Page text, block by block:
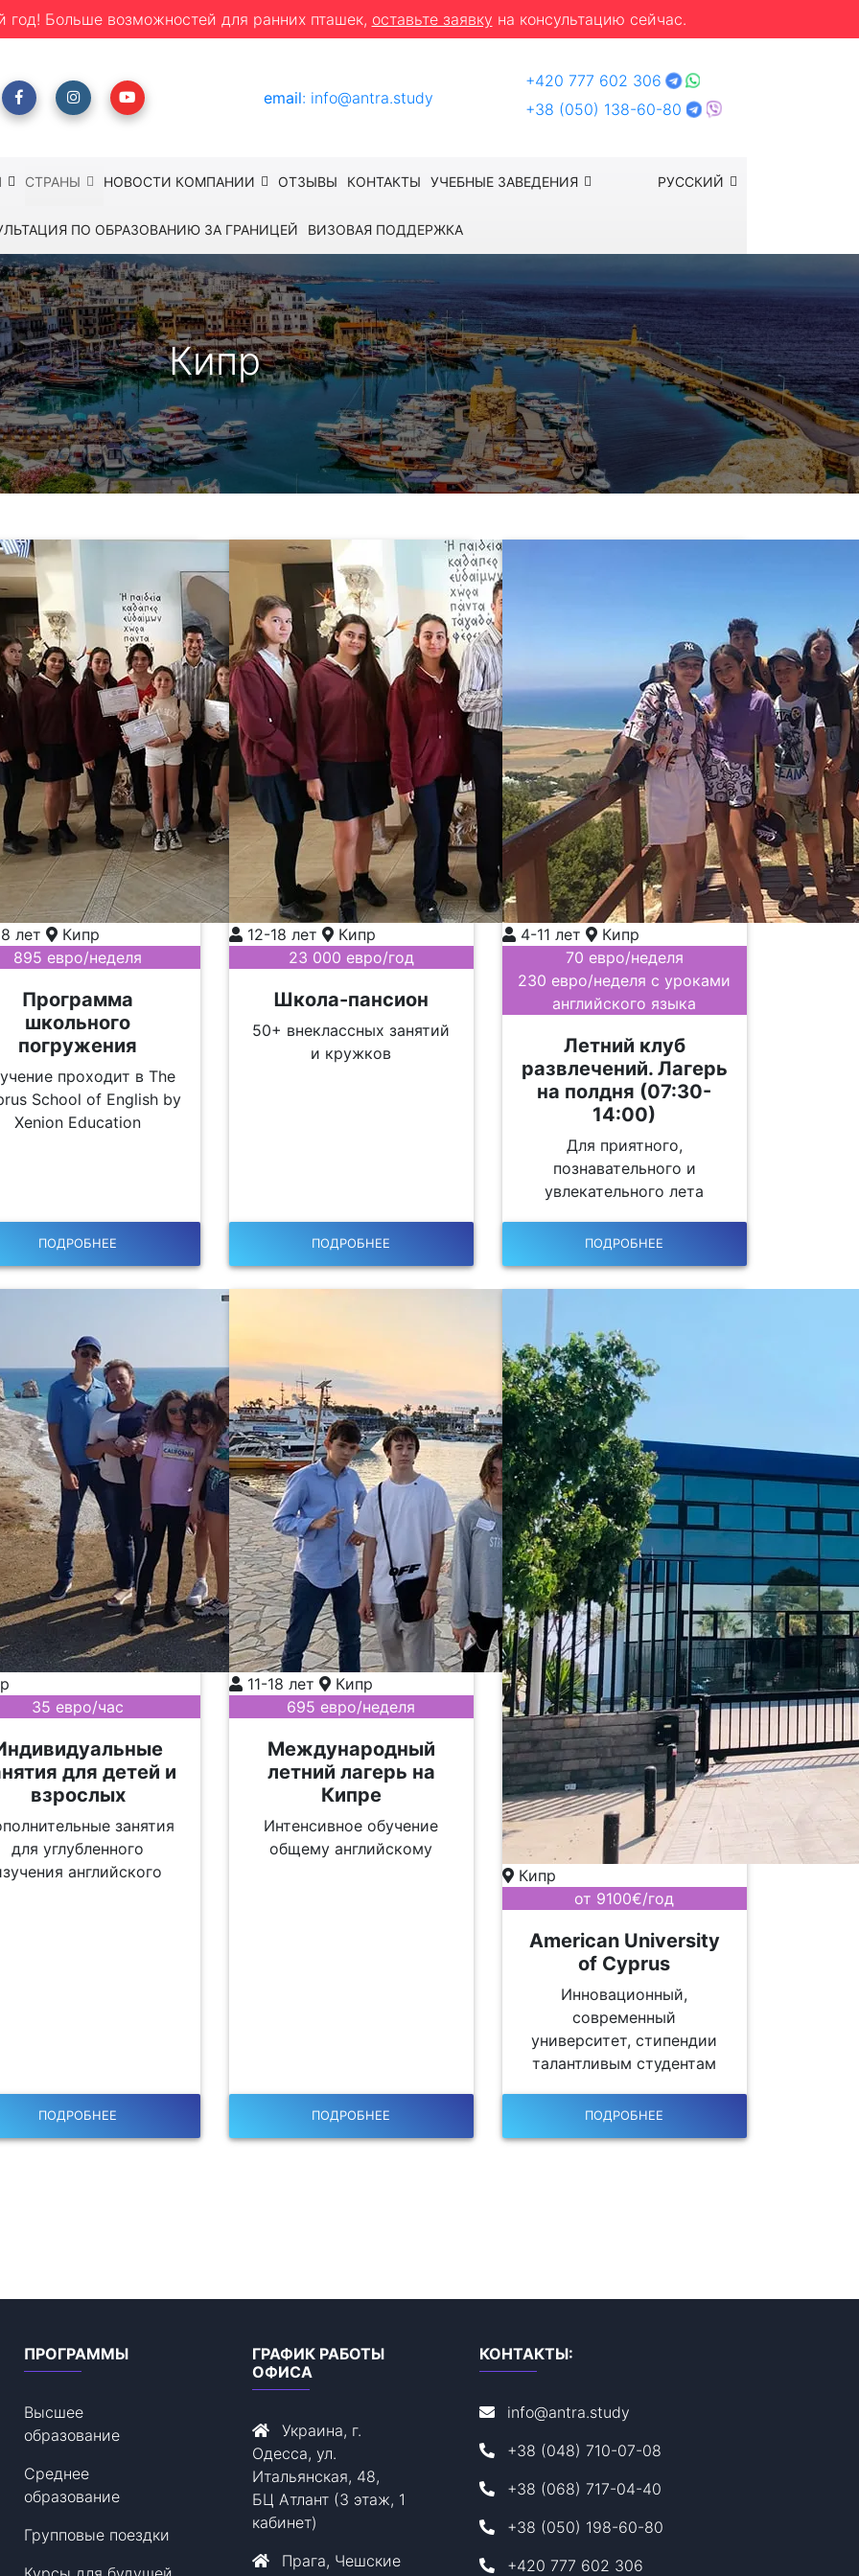
Больше возможностей для ранних пташек, оставьте заявку на консультацию сейчас.
email: info@antra.study
+420 777 602 306
+38 (050) 138-60-80
РУССКИЙ
СТРАНЫ НОВОСТИ КОМПАНИИ ОТЗЫВЫ КОНТАКТЫ УЧЕБНЫЕ ЗАВЕДЕНИЯ
ПО ОБРАЗОВАНИЮ ЗА ГРАНИЦЕЙ ВИЗОВАЯ ПОДДЕРЖКА
Кипр
лет
Кипр
895 евро/неделя
Программа
школьного
погружения
проходит в The
School of English by
Xenion Education
ПОДРОБНЕЕ
12-18 лет
Кипр
23 000 евро/год
Школа-пансион
50+ внеклассных занятий
и кружков
ПОДРОБНЕЕ
4-11 лет
Кипр
70 евро/неделя
230 евро/неделя с уроками
английского языка
Летний клуб
развлечений. Лагерь
на полдня (07:30-
14:00)
Для приятного,
познавательного и
увлекательного лета
ПОДРОБНЕЕ
35 евро/час
для детей и
взрослых
занятия
для углубленного
английского
ПОДРОБНЕЕ
11-18 лет
Кипр
695 евро/неделя
Международный
летний лагерь на
Кипре
Интенсивное обучение
общему английскому
ПОДРОБНЕЕ
Кипр
от 9100€/год
American University
of Cyprus
Инновационный,
современный
университет, стипендии
талантливым студентам
ПОДРОБНЕЕ
ПРОГРАММЫ
Высшее
образование
Среднее
образование
Групповые поездки
ГРАФИК РАБОТЫ
ОФИСА
Украина, г.
Одесса, ул.
Итальянская, 48,
БЦ Атлант (3 этаж, 1
кабинет)
Прага, Чешские
КОНТАКТЫ:
info@antra.study
+38 (048) 710-07-08
+38 (068) 717-04-40
+38 (050) 198-60-80
+420 777 602 306